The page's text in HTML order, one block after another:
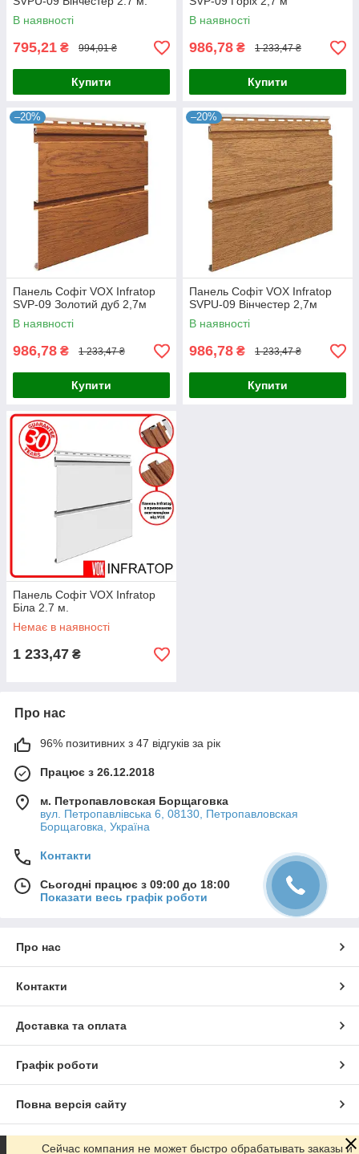
В наявності
795,21 ₴ 994,01 ₴
Купити
В наявності
986,78 ₴ 1 233,47 ₴
Купити
–20%
Панель Софіт VOX Infratop
SVP-09 Золотий дуб 2,7м
В наявності
986,78 ₴ 1 233,47 ₴
Купити
–20%
Панель Софіт VOX Infratop
SVPU-09 Вінчестер 2,7м
В наявності
986,78 ₴ 1 233,47 ₴
Купити
Панель Софіт VOX Infratop
Біла 2.7 м.
Немає в наявності
1 233,47 ₴
Про нас
96% позитивних з 47 відгуків за рік
Працює з 26.12.2018
м. Петропавловская Борщаговка
вул. Петропавлівська 6, 08130, Петропавловская
Борщаговка, Україна
Контакти
Сьогодні працює з 09:00 до 18:00
Показати весь графік роботи
Про нас
Контакти
Доставка та оплата
Графік роботи
Повна версія сайту
Сайт створено на маркетплейсі Prom.ua
Сейчас компания не может быстро обрабатывать заказы и